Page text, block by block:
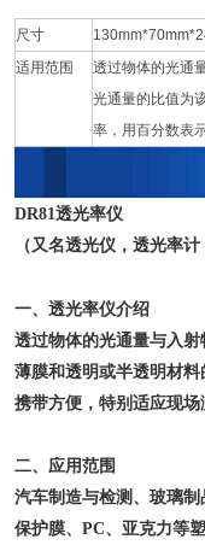
尺寸
适用范围
透过物体的光通
光通量的比值为
率，用百分数表
DR81透光率仪
（又名透光仪，透光率
一、透光率仪介绍
透过物体的光通量与入
薄膜和透明或半透明材
携带方便，特别适应现场
二、应用范围
汽车制造与检测、玻璃
保护膜、 PC、亚克力等